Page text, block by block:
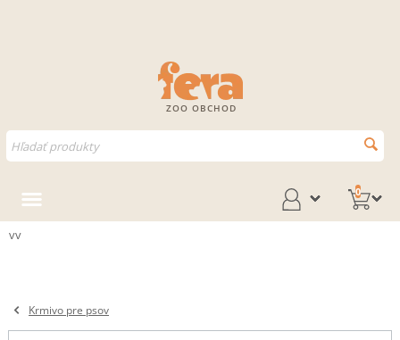
ZOO OBCHOD
0
vv
Krmivo pre psov